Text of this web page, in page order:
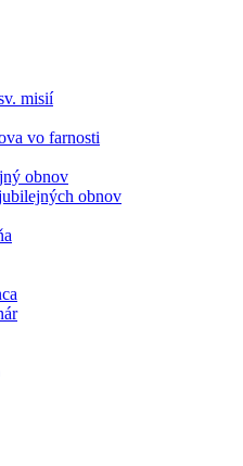
misií
vo farnosti
obnov
obnov